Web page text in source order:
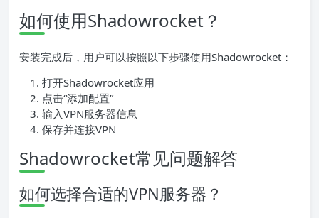
如何使用Shadowrocket？
安装完成后，用户可以按照以下步骤使用Shadowrocket：
打开Shadowrocket应用
点击“添加配置”
输入VPN服务器信息
保存并连接VPN
Shadowrocket常见问题解答
如何选择合适的VPN服务器？